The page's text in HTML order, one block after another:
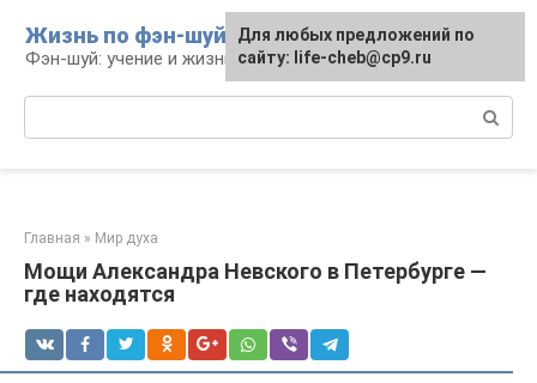
контенту
Жизнь по фэн-шуй
Фэн-шуй: учение и жизнь
Главная » Мир духа
Мощи Александра Невского в Петербурге —
где находятся
Для любых предложений по
сайту: life-cheb@cp9.ru
Для любых предложений по
сайту: life-cheb@cp9.ru